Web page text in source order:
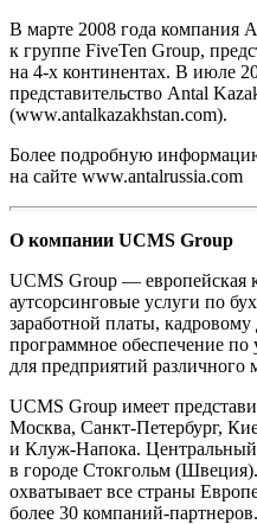
В марте 2008 года компания
к группе FiveTen Group,
на 4-х континентах. В июле
представительство Antal
(www.antalkazakhstan.com).
Более подробную
на сайте www.antalrussia.com
О компании UCMS Group
UCMS Group — европейская
аутсорсинговые услуги по
заработной платы, кадровому
программное обеспечение
для предприятий различного
UCMS Group имеет
Москва, Санкт-Петербург,
и Клуж-Напока.
в городе Стокгольм
охватывает все страны
более 30 компаний-партнеров.